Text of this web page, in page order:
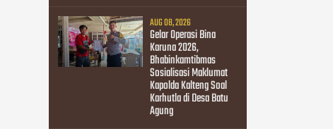
AUG 08, 2026
Gelar Operasi Bina
Karuna 2026,
Bhabinkamtibmas
Sosialisasi Maklumat
Kapolda Kalteng Soal
Karhutla di Desa Batu
Agung